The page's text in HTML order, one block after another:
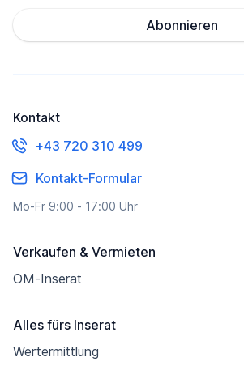
Abonnieren
Kontakt
+43 720 310 499
Kontakt-Formular
Mo-Fr 9:00 - 17:00 Uhr
Verkaufen & Vermieten
OM-Inserat
Alles fürs Inserat
Wertermittlung